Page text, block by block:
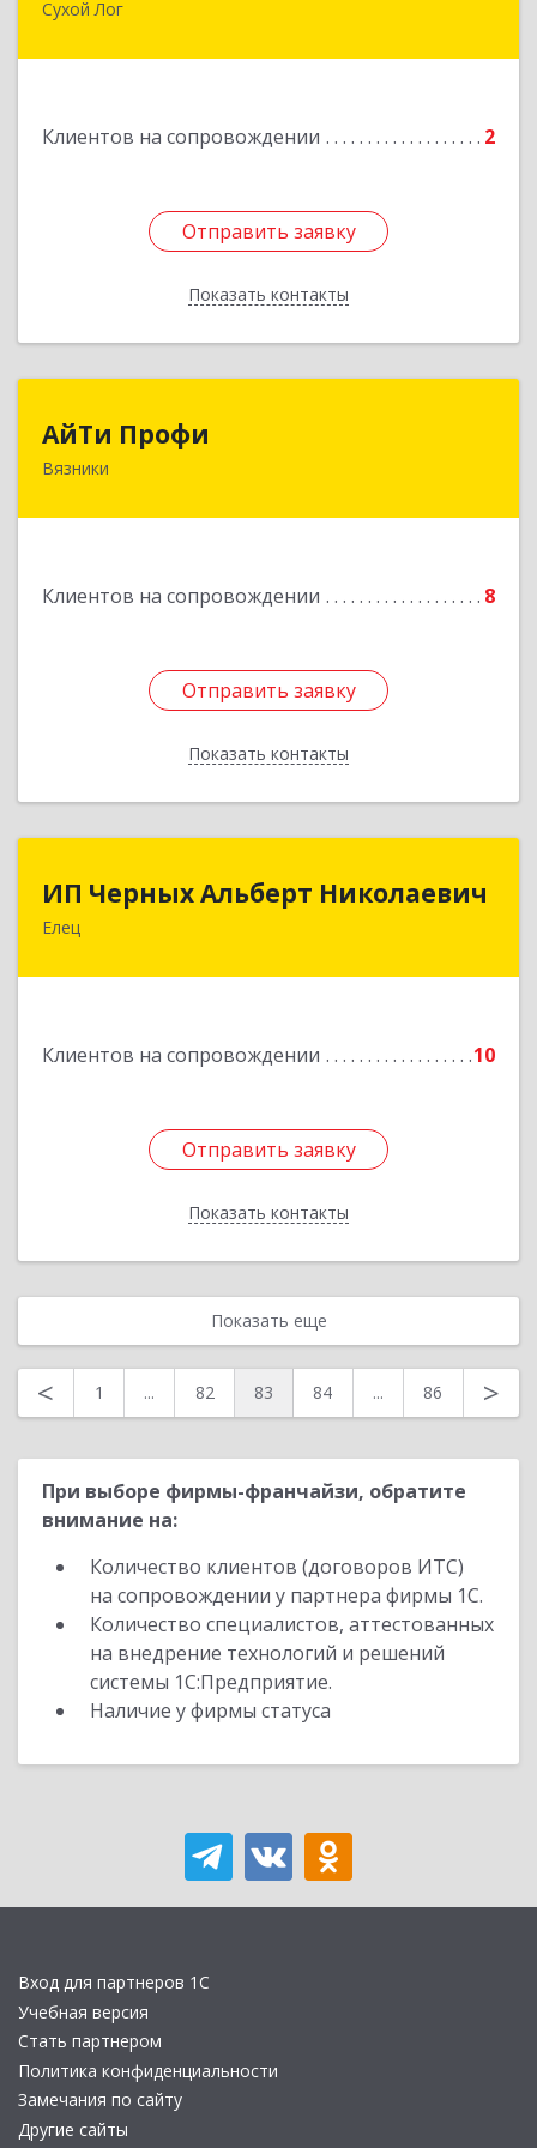
Сухой Лог
Клиентов на сопровождении 2
Отправить заявку
Показать контакты
Отправить заявку
Назад
АйТи Профи
Вязники
Клиентов на сопровождении 8
Отправить заявку
Показать контакты
Отправить заявку
Назад
ИП Черных Альберт Николаевич
Елец
Клиентов на сопровождении 10
Отправить заявку
Показать контакты
ИП Черных Альберт Николаевич
399771, Липецкая обл, Елец г, Н.Гусевой ул, 56А
Отправить заявку
Назад
Показать еще
< 1 ... 82 83 84 ... 86 >
При выборе фирмы-франчайзи, обратите
внимание на:
Количество клиентов (договоров ИТС)
на сопровождении у партнера фирмы 1С.
Количество специалистов, аттестованных
на внедрение технологий и решений
системы 1С:Предприятие.
Наличие у фирмы статуса
Вход для партнеров 1С
Учебная версия
Стать партнером
Политика конфиденциальности
Замечания по сайту
Другие сайты